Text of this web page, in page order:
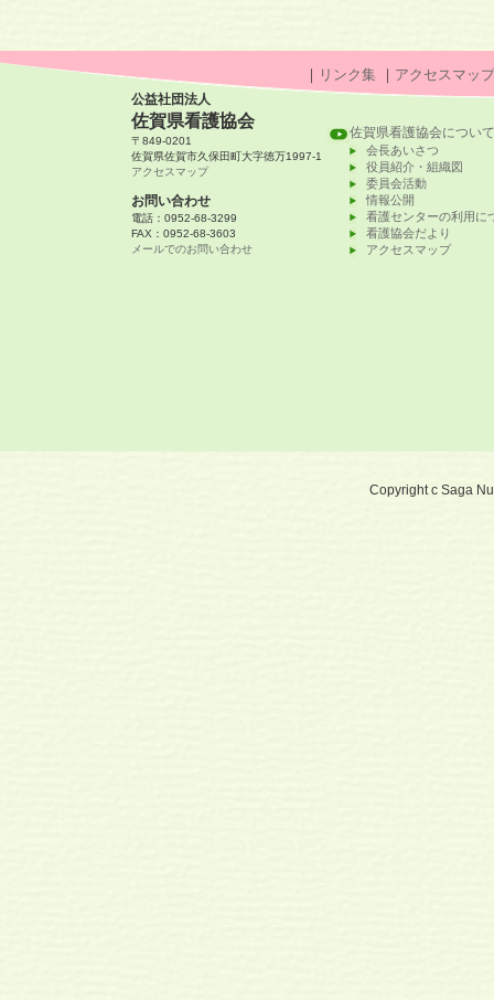
｜ リンク集 ｜ アクセスマップ
公益社団法人
佐賀県看護協会
〒849-0201
佐賀県佐賀市久保田町大字徳万1997-1
アクセスマップ
お問い合わせ
電話：0952-68-3299
FAX：0952-68-3603
メールでのお問い合わせ
佐賀県看護協会について
会長あいさつ
役員紹介・組織図
委員会活動
情報公開
看護センターの利用に
看護協会だより
アクセスマップ
Copyright c Saga